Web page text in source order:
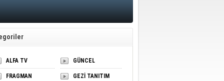
Geçti
ALFA TV GÜNCEL
FRAGMAN GEZİ TANITIM